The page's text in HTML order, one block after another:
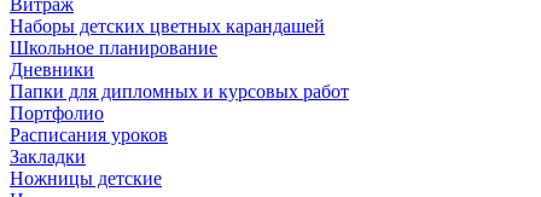
Витраж
Наборы детских цветных карандашей
Школьное планирование
Дневники
Папки для дипломных и курсовых работ
Портфолио
Расписания уроков
Закладки
Ножницы детские